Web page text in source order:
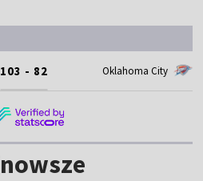
103 - 82 Oklahoma City